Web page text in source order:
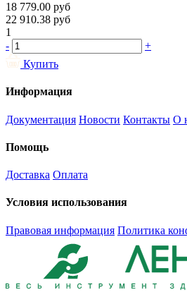
18 779.00 руб
22 910.38 руб
1
-
+
Купить
Информация
Документация Новости Контакты О
Помощь
Доставка Оплата
Условия использования
Правовая информация Политика